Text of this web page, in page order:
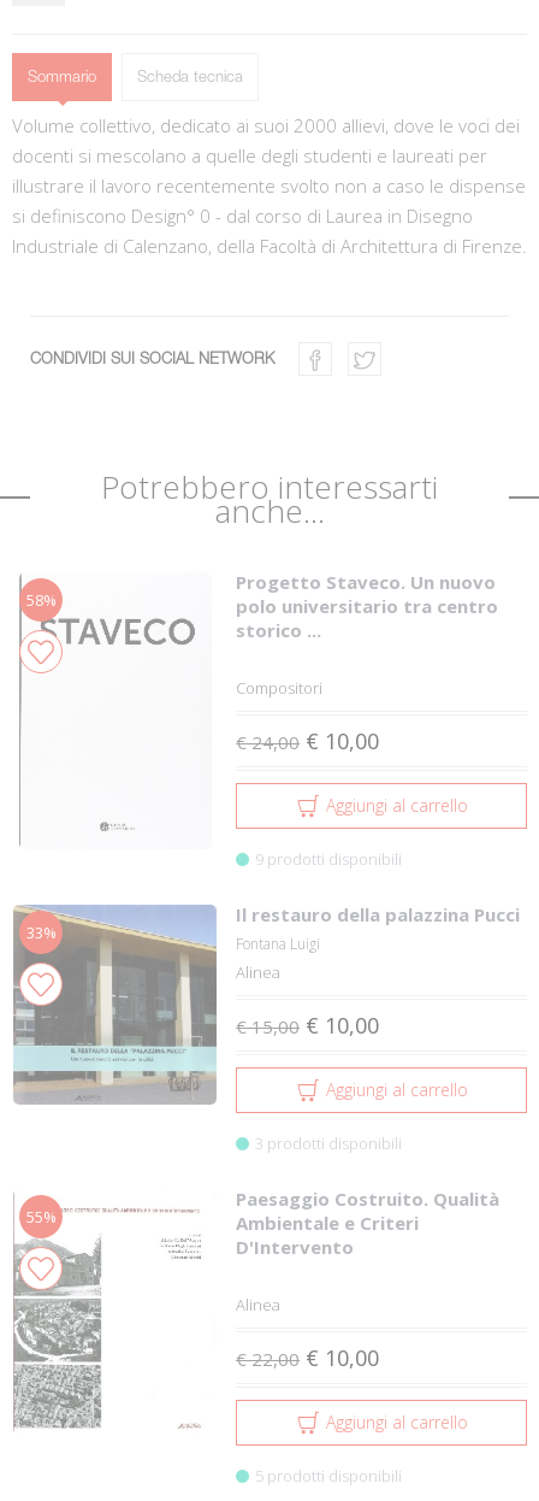
Sommario Scheda tecnica
Volume collettivo, dedicato ai suoi 2000 allievi, dove le voci dei
docenti si mescolano a quelle degli studenti e laureati per
illustrare il lavoro recentemente svolto non a caso le dispense
si definiscono Design° 0 - dal corso di Laurea in Disegno
Industriale di Calenzano, della Facoltà di Architettura di Firenze.
CONDIVIDI SUI SOCIAL NETWORK
Potrebbero interessarti
anche...
58%
Progetto Staveco. Un nuovo
polo universitario tra centro
storico ...
Compositori
€ 24,00 € 10,00
Aggiungi al carrello
9 prodotti disponibili
33%
Il restauro della palazzina Pucci
Fontana Luigi
Alinea
€ 15,00 € 10,00
Aggiungi al carrello
3 prodotti disponibili
55%
Paesaggio Costruito. Qualità
Ambientale e Criteri
D'Intervento
Alinea
€ 22,00 € 10,00
Aggiungi al carrello
5 prodotti disponibili